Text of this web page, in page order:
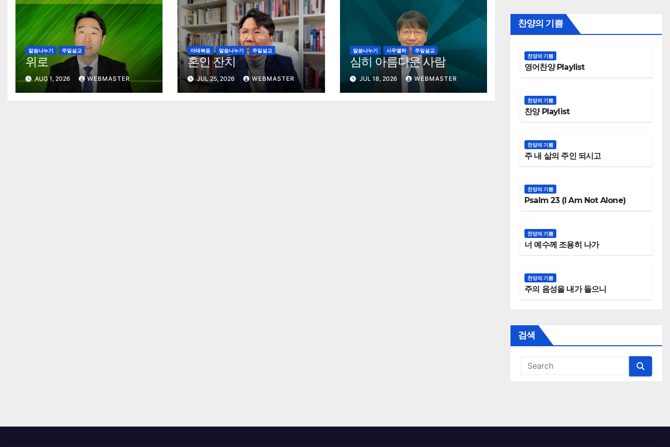
말씀나누기 주일설교
위로
AUG 1, 2026 WEBMASTER
마태복음 말씀나누기 주일설교
혼인 잔치
JUL 25, 2026 WEBMASTER
말씀나누기 사무엘하 주일설교
심히 아름다운 사람
JUL 18, 2026 WEBMASTER
찬양의 기쁨
찬양의 기쁨
영어찬양 Playlist
찬양의 기쁨
찬양 Playlist
찬양의 기쁨
주 내 삶의 주인 되시고
찬양의 기쁨
Psalm 23 (I Am Not Alone)
찬양의 기쁨
너 예수께 조용히 나가
찬양의 기쁨
주의 음성을 내가 들으니
검색